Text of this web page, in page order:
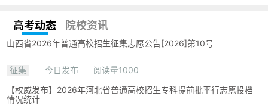
高考动态 院校资讯
山西省2026年普通高校招生征集志愿公告[2026]第10号
征集 今日发布
阅读量1000
【权威发布】2026年河北省普通高校招生专科提前批平行志愿投档
情况统计